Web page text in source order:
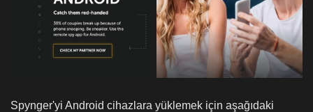
Spynger'yi Android cihazlara yüklemek için aşağıdaki